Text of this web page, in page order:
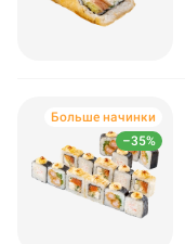
–35%
Больше начинки